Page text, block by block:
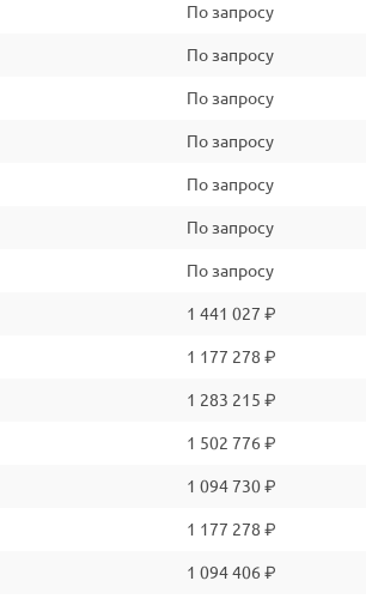
По запросу
По запросу
По запросу
По запросу
По запросу
По запросу
По запросу
1 441 027 ₽
1 177 278 ₽
1 283 215 ₽
1 502 776 ₽
1 094 730 ₽
1 177 278 ₽
1 094 406 ₽